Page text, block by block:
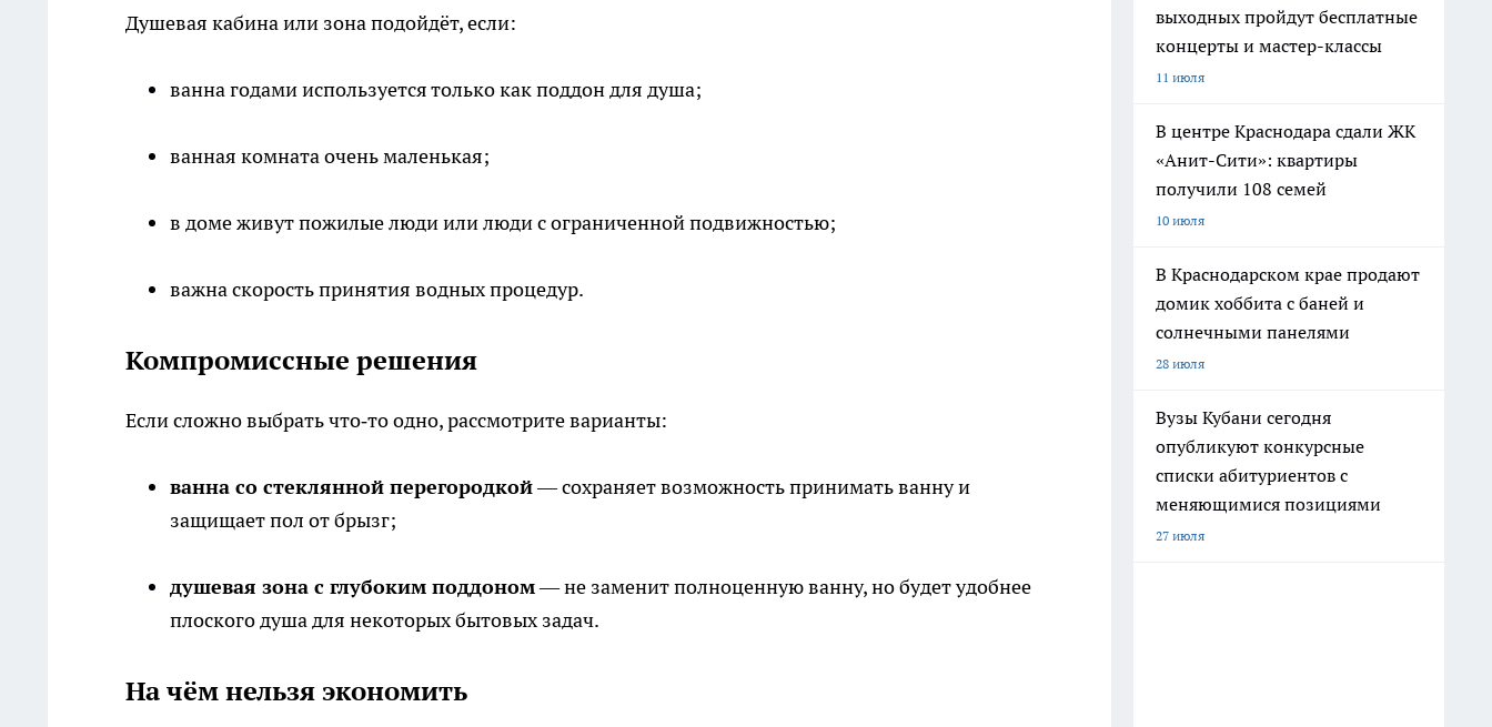
Душевая кабина или зона подойдёт, если:
ванна годами используется только как поддон для душа;
ванная комната очень маленькая;
в доме живут пожилые люди или люди с ограниченной подвижностью;
важна скорость принятия водных процедур.
Компромиссные решения
Если сложно выбрать что‑то одно, рассмотрите варианты:
ванна со стеклянной перегородкой— сохраняет возможность принимать ванну и
защищает пол от брызг;
душевая зона с глубоким поддоном— не заменит полноценную ванну, но будет удобнее
плоского душа для некоторых бытовых задач.
На чём нельзя экономить
выходных пройдут бесплатные
концерты и мастер-классы
11 июля
В центре Краснодара сдали ЖК
«Анит-Сити»: квартиры
получили 108 семей
10 июля
В Краснодарском крае продают
домик хоббита с баней и
солнечными панелями
28 июля
Вузы Кубани сегодня
опубликуют конкурсные
списки абитуриентов с
меняющимися позициями
27 июля